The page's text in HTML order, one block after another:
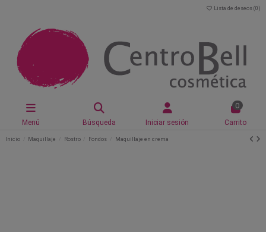
Lista de deseos (0 )
Menú Búsqueda Iniciar sesión
0
Carrito
Inicio Maquillaje Rostro Fondos Maquillaje en crema